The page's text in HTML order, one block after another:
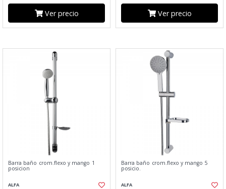
Ver precio Ver precio
Barra baño crom.flexo y mango 1
posicion
ALFA
Barra baño crom.flexo y mango 5
posicio.
ALFA